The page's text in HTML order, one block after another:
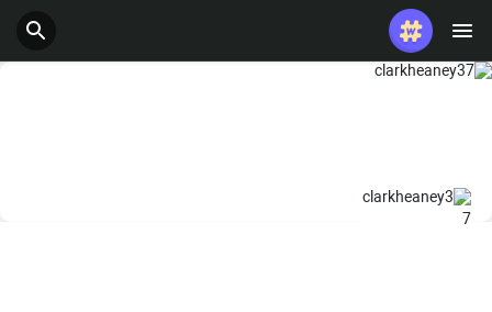
پست های محبوب